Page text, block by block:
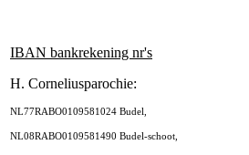
IBAN bankrekening nr's
H. Corneliusparochie:
NL77RABO0109581024 Budel,
NL08RABO0109581490 Budel-schoot,